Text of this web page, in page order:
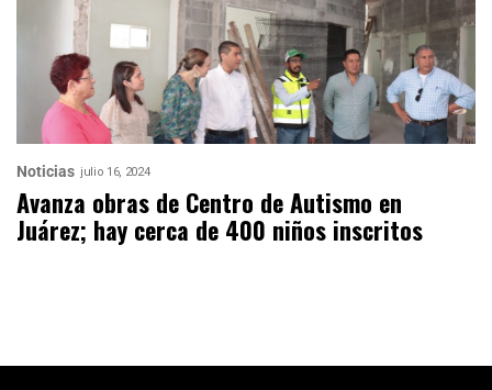
Noticias julio 16, 2024
Avanza obras de Centro de Autismo en
Juárez; hay cerca de 400 niños inscritos